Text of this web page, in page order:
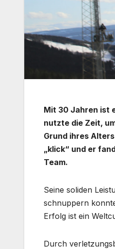
Mit 30 Jahren ist
nutzte die Zeit,
Grund ihres
„klick“ und er
Team.
Seine soliden
schnuppern
Erfolg ist ein
Durch